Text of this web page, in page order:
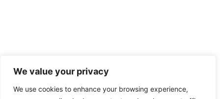
We value your privacy
We use cookies to enhance your browsing experience,